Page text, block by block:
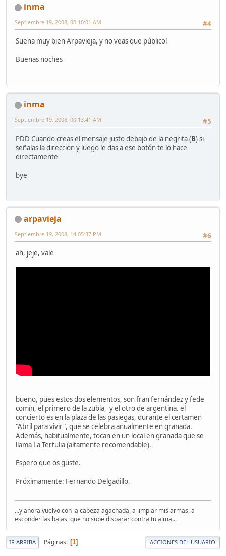
inma
#4
Septiembre 19, 2008, 00:10:01 AM
Suena muy bien Arpavieja, y no veas que público!
Buenas noches
inma
#5
Septiembre 19, 2008, 00:13:41 AM
PDD Cuando creas el mensaje justo debajo de la negrita (B) si
señalas la direccion y luego le das a ese botón te lo hace
directamente
bye
arpavieja
#6
Septiembre 19, 2008, 14:05:37 PM
ah, jeje, vale
bueno, pues estos dos elementos, son fran fernández y fede
comín, el primero de la zubia, y el otro de argentina. el
concierto es en la plaza de las pasiegas, durante el certamen
"Abril para vivir", que se celebra anualmente en granada.
Además, habitualmente, tocan en un local en granada que se
llama La Tertulia (altamente recomendable).
Espero que os guste.
Próximamente: Fernando Delgadillo.
...y ahora vuelvo con la cabeza agachada, a limpiar mis armas, a
esconder las balas, que no supe disparar contra tu alma...
IR ARRIBA Páginas 1 ACCIONES DEL USUARIO